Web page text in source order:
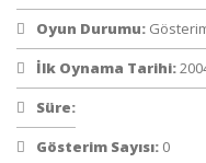
Oyun Durumu:
İlk Oynama Tarihi:
Süre:
Gösterim Sayısı: 0